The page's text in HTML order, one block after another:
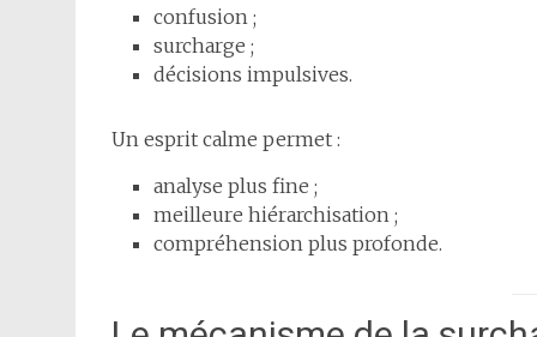
confusion ;
surcharge ;
décisions impulsives.
Un esprit calme permet :
analyse plus fine ;
meilleure hiérarchisation ;
compréhension plus profonde.